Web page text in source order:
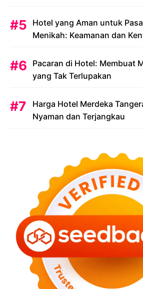
Hotel yang Aman untuk
Menikah: Keamanan dan
Pacaran di Hotel: Membuat
yang Tak Terlupakan
Harga Hotel Merdeka
Nyaman dan Terjangkau